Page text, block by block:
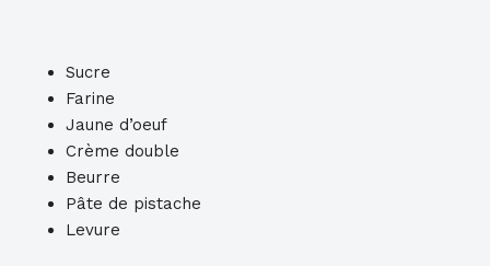
Sucre
Farine
Jaune d’oeuf
Crème double
Beurre
Pâte de pistache
Levure